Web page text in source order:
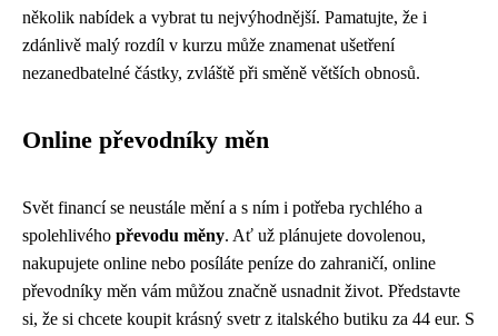
několik nabídek a vybrat tu nejvýhodnější. Pamatujte, že i
zdánlivě malý rozdíl v kurzu může znamenat ušetření
nezanedbatelné částky, zvláště při směně větších obnosů.
Online převodníky měn
Svět financí se neustále mění a s ním i potřeba rychlého a
spolehlivého převodu měny. Ať už plánujete dovolenou,
nakupujete online nebo posíláte peníze do zahraničí, online
převodníky měn vám můžou značně usnadnit život. Představte
si, že si chcete koupit krásný svetr z italského butiku za 44 eur. S